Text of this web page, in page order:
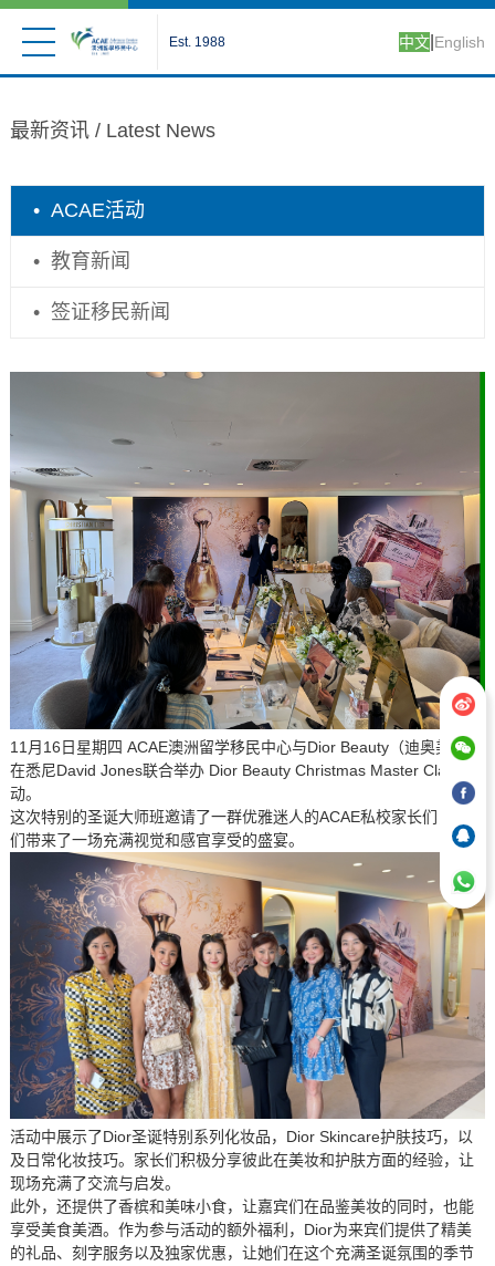
Est. 1988 中文 English
最新资讯 / Latest News
• ACAE活动
• 教育新闻
• 签证移民新闻
11月16日星期四 ACAE澳洲留学移民中心与Dior Beauty（迪奥美妆）
在悉尼David Jones联合举办 Dior Beauty Christmas Master Class活
动。
这次特别的圣诞大师班邀请了一群优雅迷人的ACAE私校家长们，为她
们带来了一场充满视觉和感官享受的盛宴。
活动中展示了Dior圣诞特别系列化妆品，Dior Skincare护肤技巧，以
及日常化妆技巧。家长们积极分享彼此在美妆和护肤方面的经验，让
现场充满了交流与启发。
此外，还提供了香槟和美味小食，让嘉宾们在品鉴美妆的同时，也能
享受美食美酒。作为参与活动的额外福利，Dior为来宾们提供了精美
的礼品、刻字服务以及独家优惠，让她们在这个充满圣诞氛围的季节